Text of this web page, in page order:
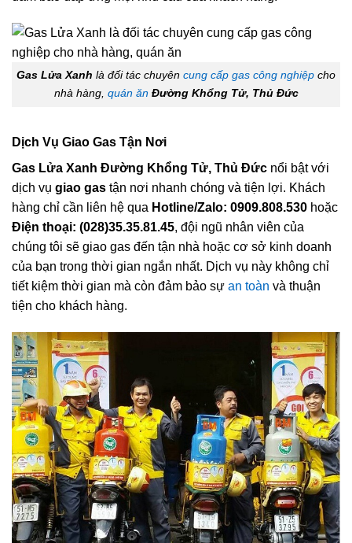
Gas Lửa Xanh là đối tác chuyên cung cấp gas công nghiệp cho
nhà hàng, quán ăn Đường Khổng Tử, Thủ Đức
Dịch Vụ Giao Gas Tận Nơi
Gas Lửa Xanh Đường Khổng Tử, Thủ Đức nổi bật với
dịch vụ giao gas tận nơi nhanh chóng và tiện lợi. Khách
hàng chỉ cần liên hệ qua Hotline/Zalo: 0909.808.530 hoặc
Điện thoại: (028)35.35.81.45, đội ngũ nhân viên của
chúng tôi sẽ giao gas đến tận nhà hoặc cơ sở kinh doanh
của bạn trong thời gian ngắn nhất. Dịch vụ này không chỉ
tiết kiệm thời gian mà còn đảm bảo sự an toàn và thuận
tiện cho khách hàng.